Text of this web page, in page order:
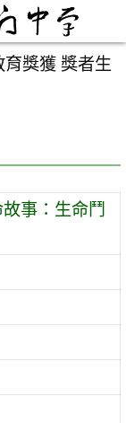
育獎獲 獎者生
事：生命鬥